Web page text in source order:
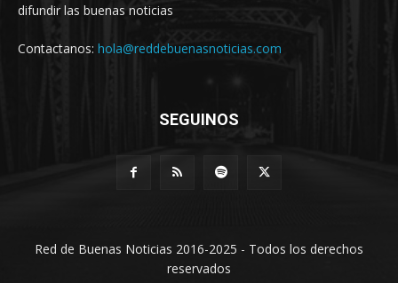
difundir las buenas noticias
Contactanos: hola@reddebuenasnoticias.com
SEGUINOS
Red de Buenas Noticias 2016-2025 - Todos los derechos
reservados